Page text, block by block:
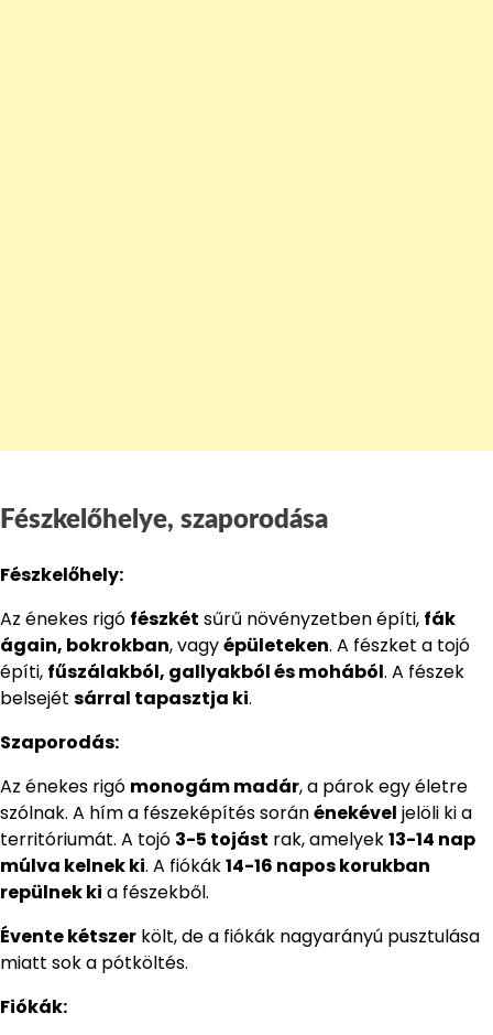
Fészkelőhelye, szaporodása
Fészkelőhely:
Az énekes rigó fészkét sűrű növényzetben építi, fák
ágain, bokrokban, vagyépületeken. A fészket a tojó
építi, fűszálakból, gallyakból és mohából. A fészek
belsejét sárral tapasztja ki.
Szaporodás:
Az énekes rigó monogám madár, a párok egy életre
szólnak. A hím a fészeképítés soránénekével jelöli ki a
territóriumát. A tojó 3-5 tojást rak, amelyek13-14 nap
múlva kelnek ki. A fiókák14-16 napos korukban
repülnek ki a fészekből.
Évente kétszer költ, de a fiókák nagyarányú pusztulása
miatt sok a pótköltés.
Fiókák: